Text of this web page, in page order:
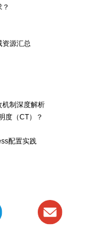
资源汇总
机制深度解析
度（CT）？
配置实践